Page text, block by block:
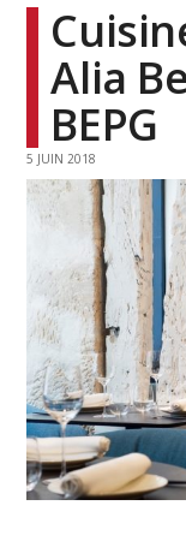
Alia
BEPG
5 JUIN 2018